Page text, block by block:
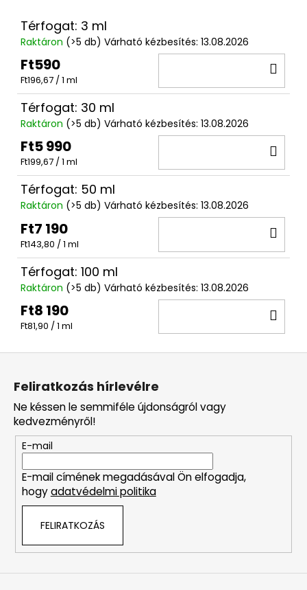
Térfogat: 3 ml
Raktáron (>5 db) Várható kézbesítés: 13.08.2026
Ft590
Egységár:
Ft196,67 / 1 ml
Térfogat: 30 ml
Raktáron (>5 db) Várható kézbesítés: 13.08.2026
Ft5 990
Egységár:
Ft199,67 / 1 ml
Térfogat: 50 ml
Raktáron (>5 db) Várható kézbesítés: 13.08.2026
Ft7 190
Egységár:
Ft143,80 / 1 ml
Térfogat: 100 ml
Raktáron (>5 db) Várható kézbesítés: 13.08.2026
Ft8 190
Egységár:
Ft81,90 / 1 ml
Feliratkozás hírlevélre
Ne késsen le semmiféle újdonságról vagy
kedvezményről!
E-mail
E-mail címének megadásával Ön elfogadja,
hogyadatvédelmi politika
FELIRATKOZÁS